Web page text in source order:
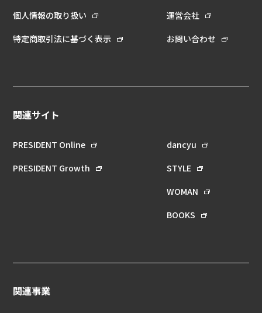
個人情報の取り扱い
特定商取引法に基づく表示
運営会社
お問い合わせ
関連サイト
PRESIDENT Online
PRESIDENT Growth
dancyu
STYLE
WOMAN
BOOKS
関連事業